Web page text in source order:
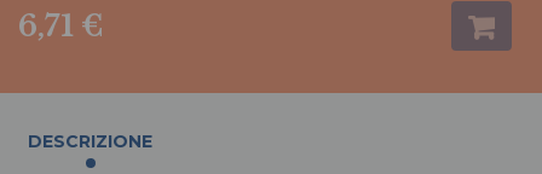
6,71 €
DESCRIZIONE